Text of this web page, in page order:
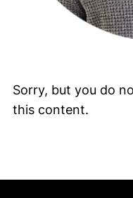
Sorry, but you do
this content.